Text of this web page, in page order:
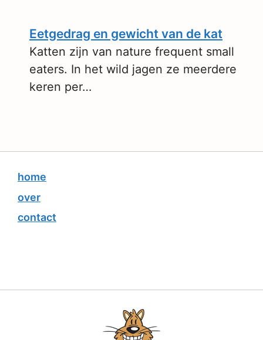
Eetgedrag en gewicht van de kat
Katten zijn van nature frequent small
eaters. In het wild jagen ze meerdere
keren per…
home
over
contact